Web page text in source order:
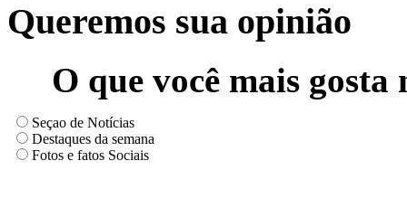
Queremos sua opinião
O que você mais
Seçao de Notícias
Destaques da semana
Fotos e fatos Sociais